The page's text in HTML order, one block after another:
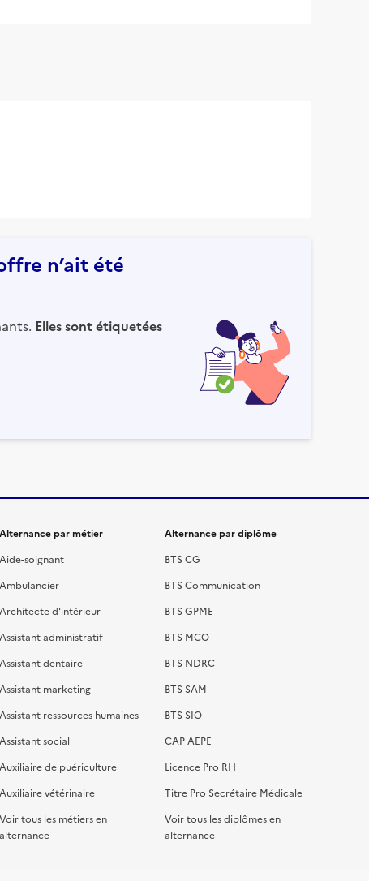
n’ait été
Elles sont étiquetées
Alternance par métier
Aide-soignant
Ambulancier
Architecte d'intérieur
Assistant administratif
Assistant dentaire
Assistant marketing
Assistant ressources humaines
Assistant social
Auxiliaire de puériculture
Auxiliaire vétérinaire
Voir tous les métiers en
alternance
Alternance par diplôme
BTS CG
BTS Communication
BTS GPME
BTS MCO
BTS NDRC
BTS SAM
BTS SIO
CAP AEPE
Licence Pro RH
Titre Pro Secrétaire Médicale
Voir tous les diplômes en
alternance